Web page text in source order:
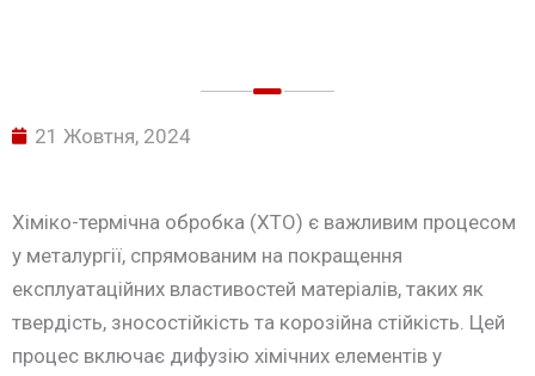
21 Жовтня, 2024
Хіміко-термічна обробка (ХТО) є важливим процесом
у металургії, спрямованим на покращення
експлуатаційних властивостей матеріалів, таких як
твердість, зносостійкість та корозійна стійкість. Цей
процес включає дифузію хімічних елементів у